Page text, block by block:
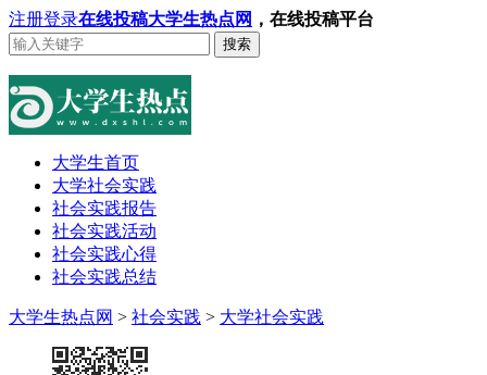
注册登录在线投稿大学生热点网 ，在线投稿平台
搜索
大学生首页
大学社会实践
社会实践报告
社会实践活动
社会实践心得
社会实践总结
大学生热点网 > 社会实践 > 大学社会实践